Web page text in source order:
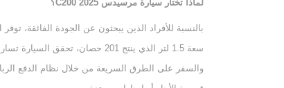
لماذا تختار سيارة مرسيدس C200 2025؟
سعة 1.5 لتر الذي ينتج 201 حصان،
والسفر على الطرق السريعة من خلال نظام الدفع